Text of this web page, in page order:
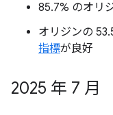
85.7% のオリ
オリジンの
指標が良好
2025 年 7 月